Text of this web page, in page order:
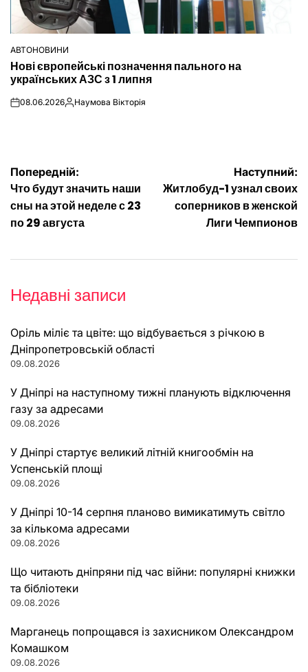
ОПУБЛІКУВАТИ
У
АВТОНОВИНИ
Нові європейські позначення пального на
українських АЗС з 1 липня
on08.06.2026Опубліковано
Наумова Вікторія
Навігація
записів
Попередній:
Что будут значить наши
сны на этой неделе с 23
по 29 августа
Наступний:
Житлобуд-1 узнал своих
соперников в женской
Лиги Чемпионов
Недавні записи
Оріль міліє та цвіте: що відбувається з річкою в
Дніпропетровській області
09.08.2026
У Дніпрі на наступному тижні планують відключення
газу за адресами
09.08.2026
У Дніпрі стартує великий літній книгообмін на
Успенській площі
09.08.2026
У Дніпрі 10-14 серпня планово вимикатимуть світло
за кількома адресами
09.08.2026
Що читають дніпряни під час війни: популярні книжки
та бібліотеки
09.08.2026
Марганець попрощався із захисником Олександром
Комашком
09.08.2026